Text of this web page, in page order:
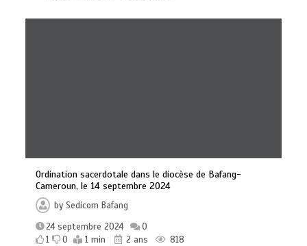
Ordination sacerdotale dans le diocèse de Bafang-
Cameroun, le 14 septembre 2024
bySedicom Bafang
24 septembre 2024
0
1
0 1 min 2 ans 818